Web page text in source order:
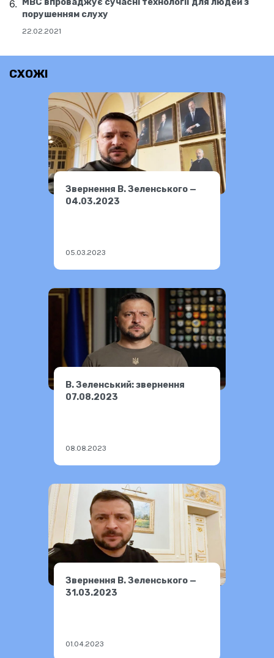
МВС впроваджує сучасні технології для людей з
порушенням слуху
22.02.2021
СХОЖІ
Звернення В. Зеленського —
04.03.2023
05.03.2023
В. Зеленський: звернення
07.08.2023
08.08.2023
Звернення В. Зеленського —
31.03.2023
01.04.2023